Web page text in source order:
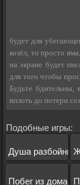
будет для
козёл, то просто
на экране будет
для того чтобы
Будьте бдительны,
вплоть до потери
Подобные игры:
Душа
Побег из дома